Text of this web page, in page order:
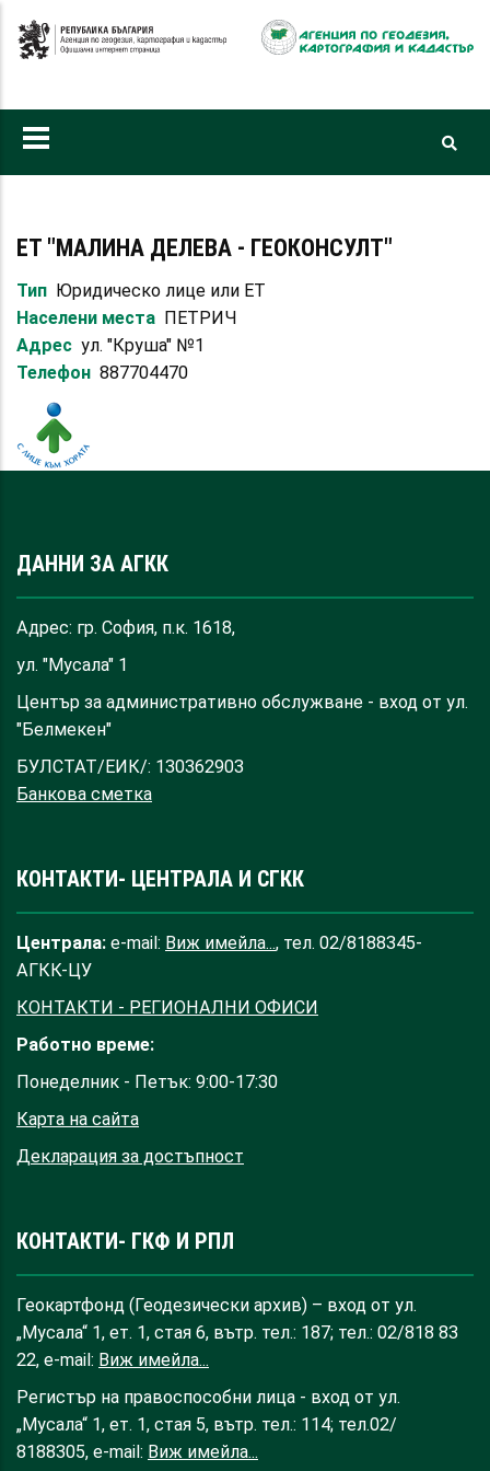
към
ЕТ "МАЛИНА ДЕЛЕВА - ГЕОКОНСУЛТ"
Тип Юридическо лице или ЕТ
Населени места ПЕТРИЧ
Адрес ул. "Круша" №1
Телефон 887704470
ДАННИ ЗА АГКК
Адрес: гр. София, п.к. 1618,
ул. "Мусала" 1
Център за административно обслужване - вход от ул.
"Белмекен"
БУЛСТАТ/ЕИК/: 130362903
Банкова сметка
КОНТАКТИ- ЦЕНТРАЛА И СГКК
Централа: e-mail: Виж имейла..., тел. 02/8188345-
АГКК-ЦУ
КОНТАКТИ - РЕГИОНАЛНИ ОФИСИ
Работно време:
Понеделник - Петък: 9:00-17:30
Карта на сайта
Декларация за достъпност
КОНТАКТИ- ГКФ И РПЛ
Геокартфонд (Геодезически архив) – вход от ул.
„Мусала“ 1, ет. 1, стая 6, вътр. тел.: 187; тел.: 02/818 83
22, e-mail: Виж имейла...
Регистър на правоспособни лица - вход от ул.
„Мусала“ 1, ет. 1, стая 5, вътр. тел.: 114; тел.02/
8188305, e-mail: Виж имейла...